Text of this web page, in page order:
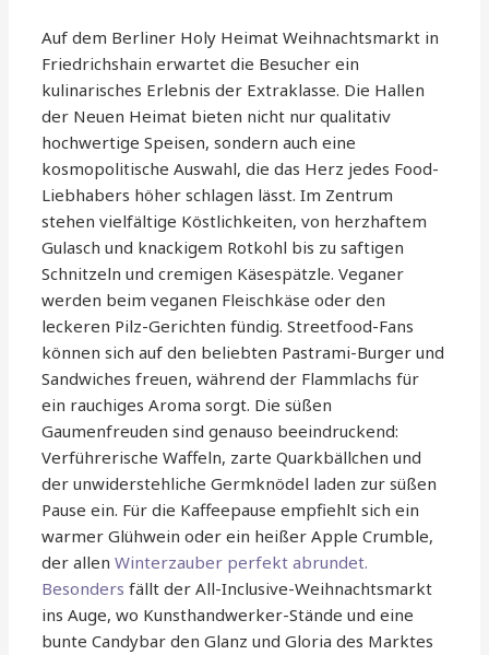
Auf dem Berliner Holy Heimat Weihnachtsmarkt in
Friedrichshain erwartet die Besucher ein
kulinarisches Erlebnis der Extraklasse. Die Hallen
der Neuen Heimat bieten nicht nur qualitativ
hochwertige Speisen, sondern auch eine
kosmopolitische Auswahl, die das Herz jedes Food-
Liebhabers höher schlagen lässt. Im Zentrum
stehen vielfältige Köstlichkeiten, von herzhaftem
Gulasch und knackigem Rotkohl bis zu saftigen
Schnitzeln und cremigen Käsespätzle. Veganer
werden beim veganen Fleischkäse oder den
leckeren Pilz-Gerichten fündig. Streetfood-Fans
können sich auf den beliebten Pastrami-Burger und
Sandwiches freuen, während der Flammlachs für
ein rauchiges Aroma sorgt. Die süßen
Gaumenfreuden sind genauso beeindruckend:
Verführerische Waffeln, zarte Quarkbällchen und
der unwiderstehliche Germknödel laden zur süßen
Pause ein. Für die Kaffeepause empfiehlt sich ein
warmer Glühwein oder ein heißer Apple Crumble,
der allenWinterzauber perfekt abrundet.
Besonders fällt der All-Inclusive-Weihnachtsmarkt
ins Auge, wo Kunsthandwerker-Stände und eine
bunte Candybar den Glanz und Gloria des Marktes